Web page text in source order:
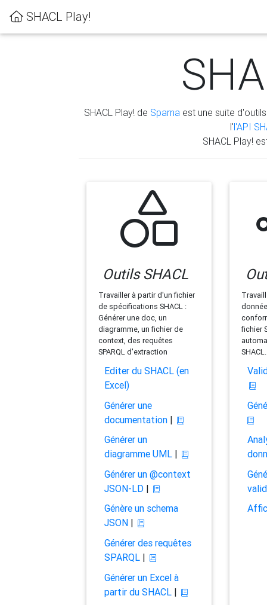
SHACL Play!
SHACL Play! de Sparna est une suite
l'l'API
SHACL Play!
Outils SHACL
Travailler à partir d'un fichier
de spécifications SHACL :
Générer une doc, un
diagramme, un fichier de
context, des requêtes
SPARQL d'extraction
Editer du SHACL (en
Excel)
Générer une
documentation|
Générer un
diagramme UML|
Générer un @context
JSON-LD|
Génère un schema
JSON|
Générer des requêtes
SPARQL|
Générer un Excel à
partir du SHACL|
fichier
SHACL.